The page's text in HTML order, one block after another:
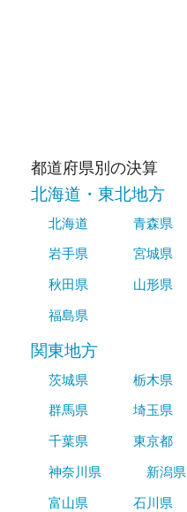
都道府県別の決算
北海道・東北地方
北海道
青森県
岩手県
宮城県
秋田県
山形県
福島県
関東地方
茨城県
栃木県
群馬県
埼玉県
千葉県
東京都
神奈川県
新潟県
富山県
石川県